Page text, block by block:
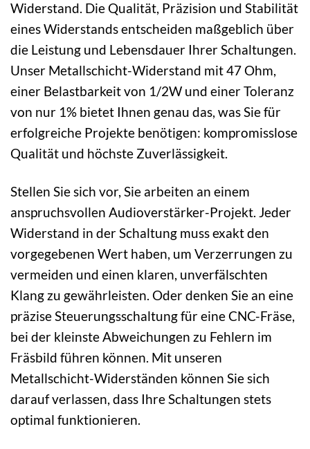
Widerstand. Die Qualität, Präzision und Stabilität
eines Widerstands entscheiden maßgeblich über
die Leistung und Lebensdauer Ihrer Schaltungen.
Unser Metallschicht-Widerstand mit 47 Ohm,
einer Belastbarkeit von 1/2W und einer Toleranz
von nur 1% bietet Ihnen genau das, was Sie für
erfolgreiche Projekte benötigen: kompromisslose
Qualität und höchste Zuverlässigkeit.
Stellen Sie sich vor, Sie arbeiten an einem
anspruchsvollen Audioverstärker-Projekt. Jeder
Widerstand in der Schaltung muss exakt den
vorgegebenen Wert haben, um Verzerrungen zu
vermeiden und einen klaren, unverfälschten
Klang zu gewährleisten. Oder denken Sie an eine
präzise Steuerungsschaltung für eine CNC-Fräse,
bei der kleinste Abweichungen zu Fehlern im
Fräsbild führen können. Mit unseren
Metallschicht-Widerständen können Sie sich
darauf verlassen, dass Ihre Schaltungen stets
optimal funktionieren.